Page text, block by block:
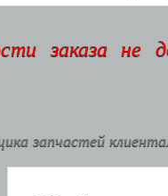
заказа не
запчастей